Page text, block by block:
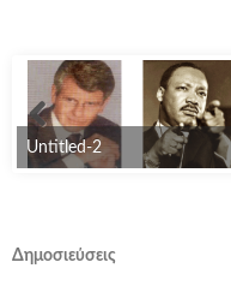
Untitled-2
Δημοσιεύσεις